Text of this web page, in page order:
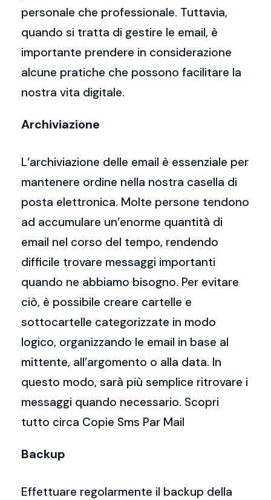
personale che professionale. Tuttavia,
quando si tratta di gestire le email, è
importante prendere in considerazione
alcune pratiche che possono facilitare la
nostra vita digitale.
Archiviazione
L’archiviazione delle email è essenziale per
mantenere ordine nella nostra casella di
posta elettronica. Molte persone tendono
ad accumulare un’enorme quantità di
email nel corso del tempo, rendendo
difficile trovare messaggi importanti
quando ne abbiamo bisogno. Per evitare
ciò, è possibile creare cartelle e
sottocartelle categorizzate in modo
logico, organizzando le email in base al
mittente, all’argomento o alla data. In
questo modo, sarà più semplice ritrovare i
messaggi quando necessario. Scopri
tutto circa Copie Sms Par Mail
Backup
Effettuare regolarmente il backup della